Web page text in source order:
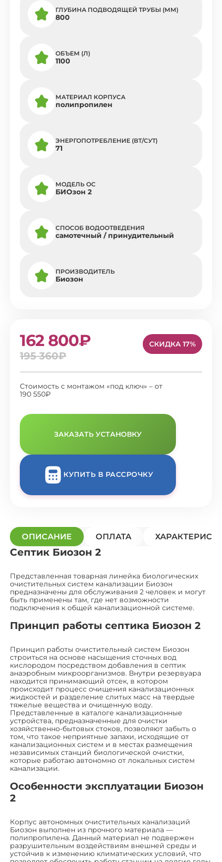
ГЛУБИНА ПОДВОДЯЩЕЙ ТРУБЫ (ММ)
800
ОБЪЕМ (Л)
1100
МАТЕРИАЛ КОРПУСА
полипропилен
ЭНЕРГОПОТРЕБЛЕНИЕ (ВТ/СУТ)
71
МОДЕЛЬ ОС
БИОзон 2
СПОСОБ ВОДООТВЕДЕНИЯ
самотечный / принудительный
ПРОИЗВОДИТЕЛЬ
Биозон
162 800₽
195 360₽
СКИДКА 17%
Стоимость с монтажом «под ключ» – от
190 550₽
ЗАКАЗАТЬ УСТАНОВКУ
КУПИТЬ В РАССРОЧКУ
ОПИСАНИЕ ОПЛАТА
Септик Биозон 2
Представленная товарная линейка биологических
очистительных систем канализации Биозон
предназначены для обслуживания 2 человек и могут
быть применены там, где нет возможности
подключения к общей канализационной системе.
Принцип работы септика Биозон 2
Принцип работы очистительный систем Биозон
строиться на основе насыщения сточных вод
кислородом посредством добавления в септик
анаэробным микроорганизмов. Внутри резервуара
находится принимающий отсек, в котором
происходит процесс очищения канализационных
жидкостей и разделение слитых масс на твердые
тяжелые вещества и очищенную воду.
Представленные в каталоге канализационные
устройства, предназначенные для очистки
хозяйственно-бытовых стоков, позволяют забыть о
том, что такое неприятные запахи, исходящие от
канализационных систем и в местах размещения
независимых станций биологической очистки,
которые работаю автономно от локальных систем
канализации.
Особенности эксплуатации Биозон
2
Корпус автономных очистительных канализаций
Биозон выполнен из прочного материала —
полипропилена. Данный материал не подвержен
разрушительным воздействиям внешней среды и
устойчив к изменению климатических условий, что